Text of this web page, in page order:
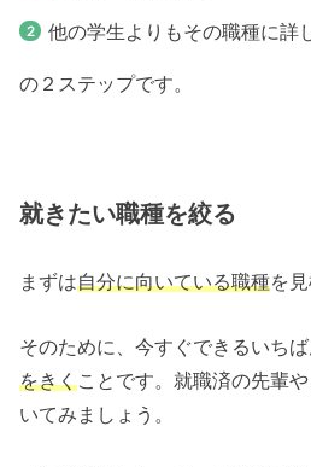
他の学生よりもその職種に詳
の２ステップです。
就きたい職種を絞る
まずは自分に向いている職種を
そのために、今すぐできるいち
をきくことです。就職済の先輩
いてみましょう。